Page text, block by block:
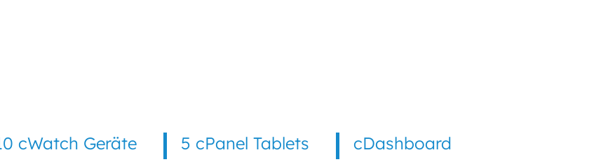
cWatch Geräte 5 cPanel Tablets cDashboard